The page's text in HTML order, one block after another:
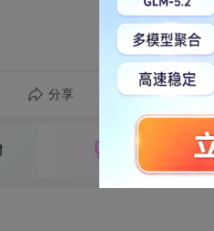
分享 转发到动态